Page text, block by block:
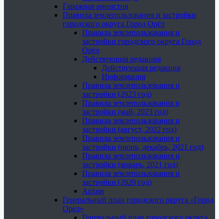
Гаражная амнистия
Правила землепользования и застройки
городского округа Город Орёл
Правила землепользования и
застройки городского округа Город
Орёл
Действующая редакция
Действующая редакция
Информация
Правила землепользования и
застройки (2023 год)
Правила землепользования и
застройки (май, 2023 год)
Правила землепользования и
застройки (август, 2022 год)
Правила землепользования и
застройки (июнь, декабрь, 2021 год)
Правила землепользования и
застройки (январь, 2021 год)
Правила землепользования и
застройки (2020 год)
Архив
Генеральный план городского округа «Город
Орел»
Генеральный план городского округа